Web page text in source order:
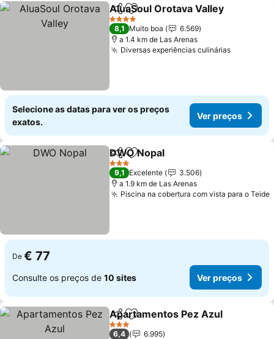
PartilharAdicionar aos favoritos
AluaSoul Orotava Valley
4 Estrelas
8,1 Muito boa
6.569
a 1.4 km de Las Arenas
Diversas experiências culinárias
Selecione as datas para ver os preços
exatos.
Ver preços
PartilharAdicionar aos favoritos
DWO Nopal
3 Estrelas
9,1 Excelente
3.506
a 1.9 km de Las Arenas
Piscina na cobertura com vista para o Teide
De € 77
Consulte os preços de 10 sites Ver preços
PartilharAdicionar aos favoritos
Apartamentos Pez Azul
3 Estrelas
6,4
6.995